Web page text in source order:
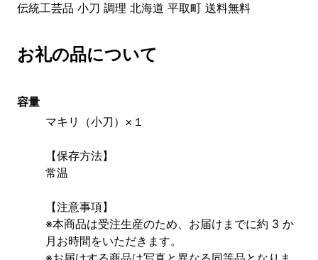
伝統工芸品 小刀 調理 北海道 平取町 送料無料
お礼の品について
容量
マキリ（小刀）×１
【保存方法】
常温
【注意事項】
※本商品は受注生産のため、お届けまでに約 3 か
月お時間をいただきます。